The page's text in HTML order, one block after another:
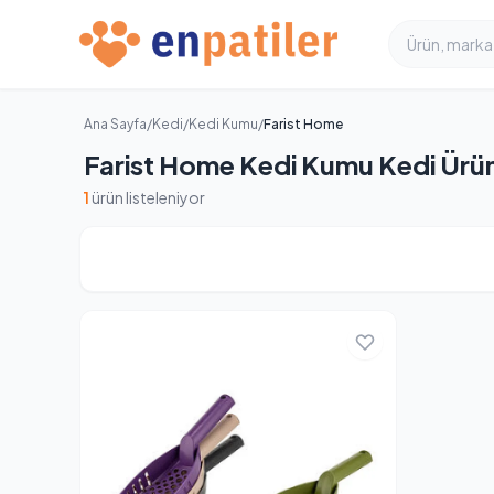
Ana Sayfa/Kedi/Kedi Kumu/Farist Home
Farist Home Kedi Kumu Kedi
1 ürün listeleniyor